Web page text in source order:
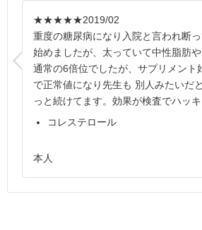
★★★★★2019/02
重度の糖尿病になり入院と言われ断
始めましたが、太っていて中性脂肪
通常の6倍位でしたが、サプリメント
で正常値になり先生も 別人みたいだ
っと続けてます。効果が検査でハッキ
コレステロール
本人